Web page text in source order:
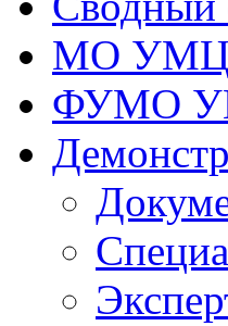
МО УМЦ в
ФУМО